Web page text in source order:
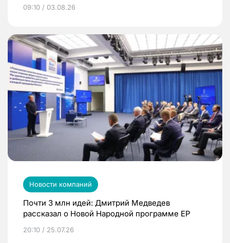
09:10 / 03.08.26
Новости компаний
Почти 3 млн идей: Дмитрий Медведев
рассказал о Новой Народной программе ЕР
20:10 / 25.07.26